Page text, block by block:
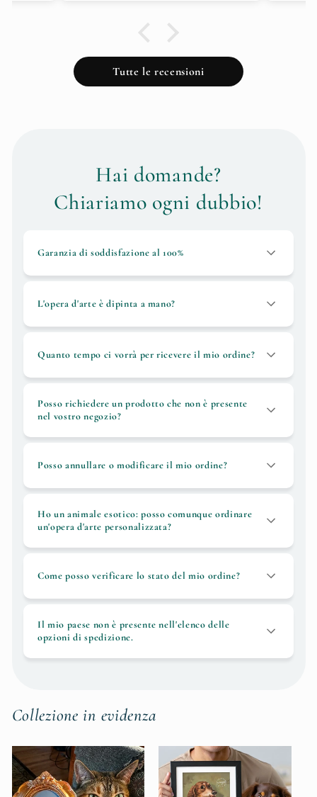
Tutte le recensioni
Hai domande?
Chiariamo ogni dubbio!
Garanzia di soddisfazione al 100%
L'opera d'arte è dipinta a mano?
Quanto tempo ci vorrà per ricevere il mio ordine?
Posso richiedere un prodotto che non è presente
nel vostro negozio?
Posso annullare o modificare il mio ordine?
Ho un animale esotico: posso comunque ordinare
un'opera d'arte personalizzata?
Come posso verificare lo stato del mio ordine?
Il mio paese non è presente nell'elenco delle
opzioni di spedizione.
Collezione in evidenza